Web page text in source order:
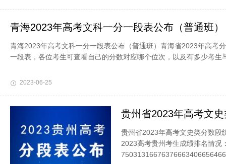
青海2023年高考文科一分一段表公布（普通班）
青海2023年高考文科一分一段表公布（普通班）青海省2023年高考
一段表，各位考生可查看自己的分数对应哪个位次，以及有多少考生
2023-06-25
贵州省2023年高考文
贵州省2023年高考文史类分数段
2023高考贵州考生成绩排名情况